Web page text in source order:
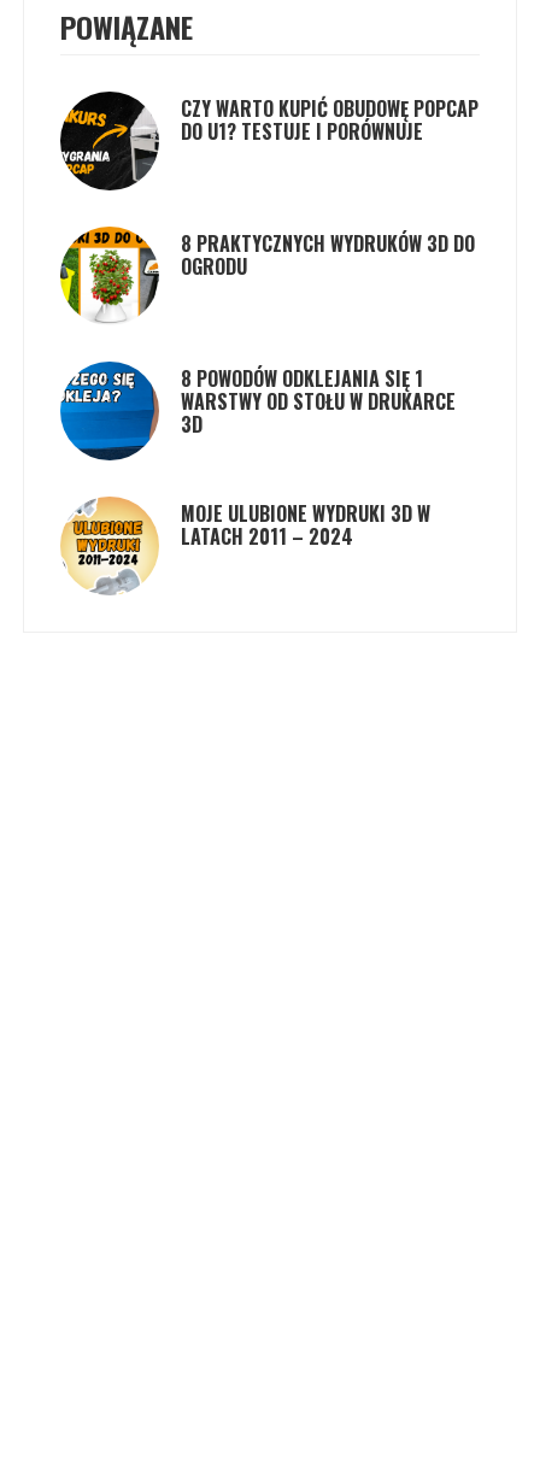
POWIĄZANE
CZY WARTO KUPIĆ OBUDOWĘ POPCAP
DO U1? TESTUJE I PORÓWNUJE
8 PRAKTYCZNYCH WYDRUKÓW 3D DO
OGRODU
8 POWODÓW ODKLEJANIA SIĘ 1
WARSTWY OD STOŁU W DRUKARCE
3D
MOJE ULUBIONE WYDRUKI 3D W
LATACH 2011 – 2024